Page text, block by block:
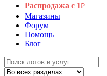
Распродажа с 1₽
Магазины
Форум
Помощь
Блог